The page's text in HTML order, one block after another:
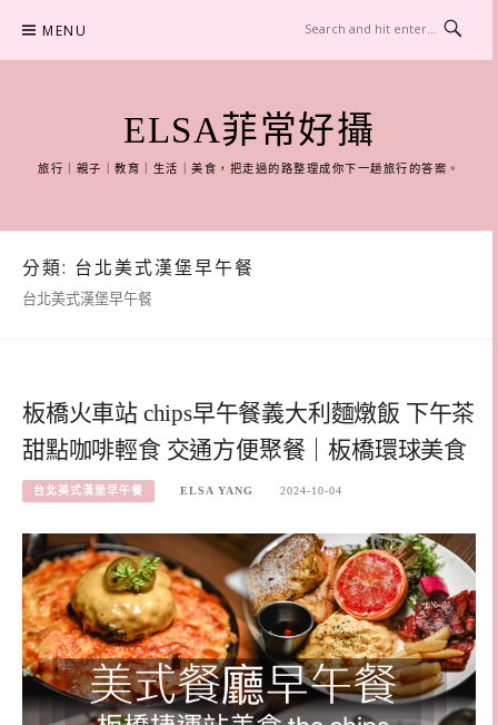
content
MENU
ELSA菲常好攝
旅行｜親子｜教育｜生活｜美食，把走過的路整理成你下一趟旅行的答案。
分類: 台北美式漢堡早午餐
台北美式漢堡早午餐
板橋火車站 chips早午餐義大利麵燉飯 下午茶
甜點咖啡輕食 交通方便聚餐｜板橋環球美食
台北美式漢堡早午餐 ELSA YANG 2024-10-04